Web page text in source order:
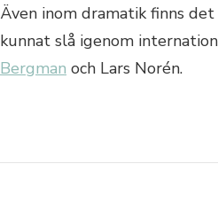
Även inom dramatik finns
kunnat slå igenom
Bergman och Lars Norén.